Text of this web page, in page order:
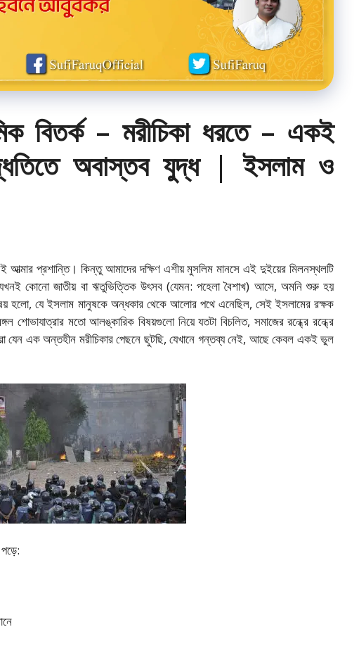
বিতর্ক – মরীচিকা ধরতে – একই
অবাস্তব যুদ্ধ | ইসলাম ও
আত্মার প্রশান্তি। কিন্তু আমাদের দক্ষিণ এশীয় মুসলিম মানসে এই দুইয়ের মিলনস্থলটি
কোনো জাতীয় বা ঋতুভিত্তিক উৎসব (যেমন: পহেলা বৈশাখ) আসে, অমনি শুরু হয়
হলো, যে ইসলাম মানুষকে অন্ধকার থেকে আলোর পথে এনেছিল, সেই ইসলামের রক্ষক
শোভাযাত্রার মতো আলঙ্কারিক বিষয়গুলো নিয়ে যতটা বিচলিত, সমাজের রন্ধ্রে রন্ধ্রে
যেন এক অন্তহীন মরীচিকার পেছনে ছুটছি, যেখানে গন্তব্য নেই, আছে কেবল একই ভুল